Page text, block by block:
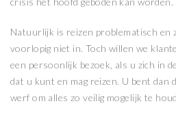
Natuurlijk is reizen problematisch en
voorlopig niet in. Toch willen we
een persoonlijk bezoek, als u zich in
dat u kunt en mag reizen. U bent dan
werf om alles zo veilig mogelijk te